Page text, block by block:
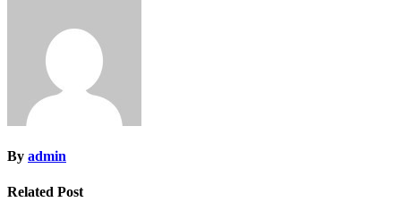
By admin
Related Post